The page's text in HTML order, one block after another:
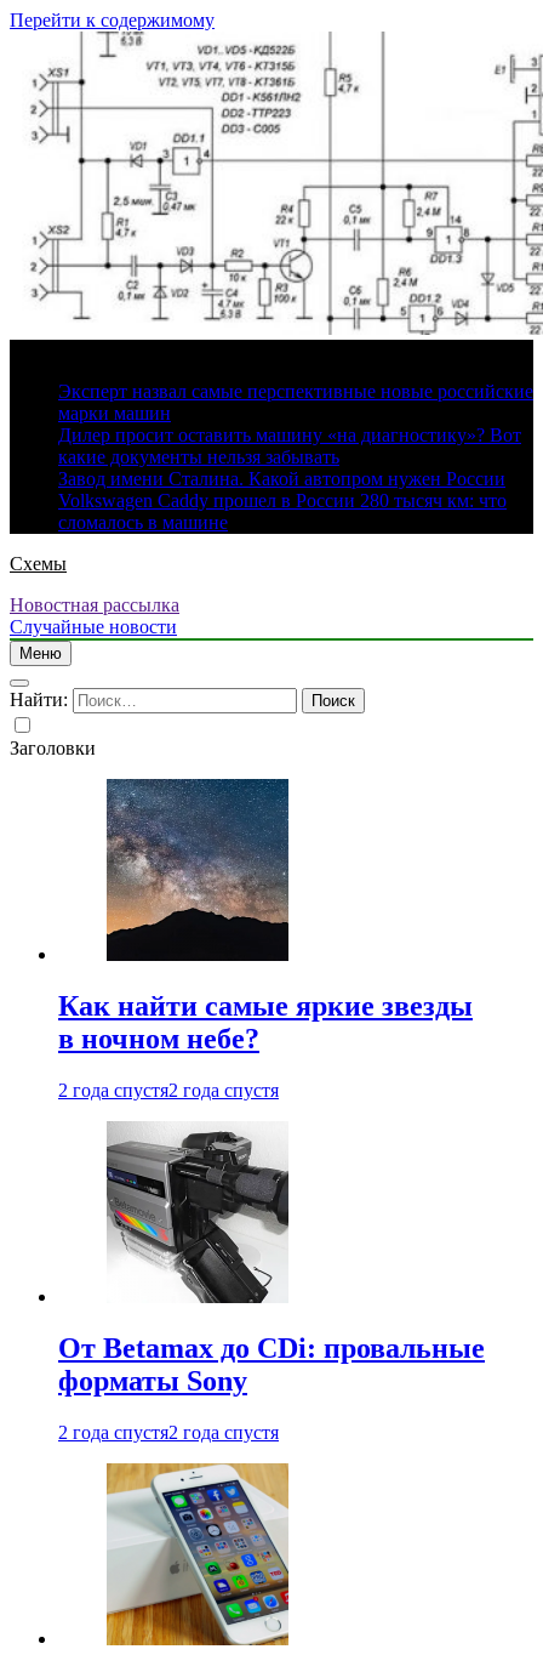
Перейти к содержимому
Эксперт назвал самые перспективные новые российские
марки машин
Дилер просит оставить машину «на диагностику»? Вот
какие документы нельзя забывать
Завод имени Сталина. Какой автопром нужен России
Volkswagen Caddy прошел в России 280 тысяч км: что
сломалось в машине
Схемы
Новостная рассылка
Случайные новости
Меню
Найти:
Заголовки
Как найти самые яркие звезды
в ночном небе?
2 года спустя2 года спустя
От Betamax до CDi: провальные
форматы Sony
2 года спустя2 года спустя